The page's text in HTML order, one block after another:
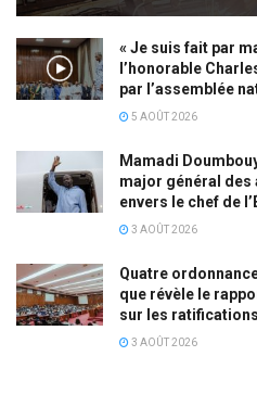
« Je suis fait par
l’honorable
par l’assemblée
5 AOÛT 2026
Mamadi
major général des
envers le chef de
3 AOÛT 2026
Quatre
que révèle le
sur les ratifications
3 AOÛT 2026